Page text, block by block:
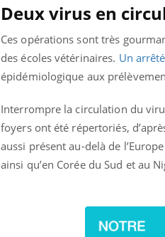
Deux virus en
Ces opérations sont très
des écoles vétérinaires. Un arrêté
épidémiologique aux
Interrompre la circulation du
foyers ont été répertoriés,
aussi présent au-delà de
ainsi qu’en Corée du Sud et au
Cytomégalovirus : ce qui
change dans la prise en
enceintes